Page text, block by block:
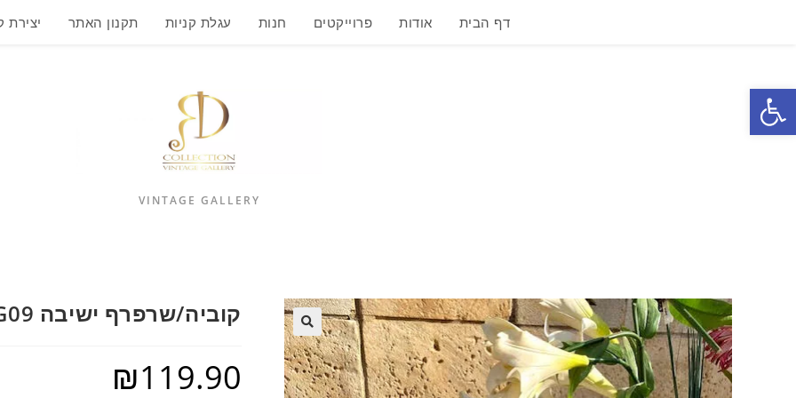
פתח סרגל נגישות
דף הבית אודות פרוייקטים חנות עגלת קניות תקנון האתר יצירת
VINTAGE GALLERY
קוביה/שרפרף ישיבה G09
₪119.90